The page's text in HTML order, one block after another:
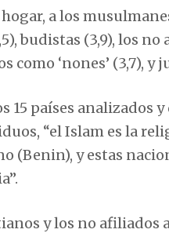
a los
budistas (3,9), los no
‘nones’ (3,7), y
15 países analizados
“el Islam es la
(Benin), y estas
y los no afiliados